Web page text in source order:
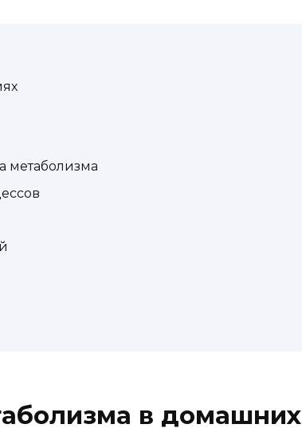
метаболизма
в домашних